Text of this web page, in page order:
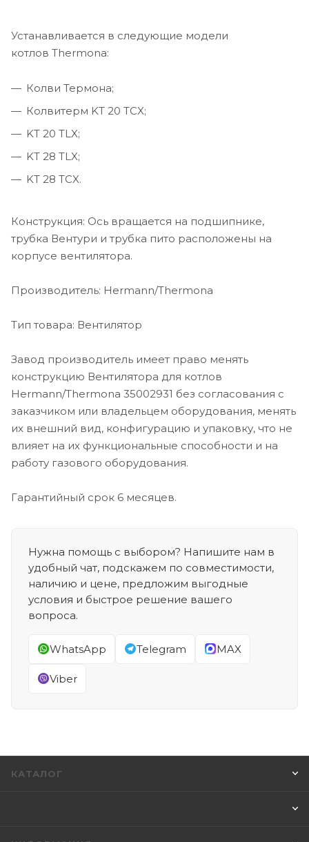
Устанавливается в следующие модели
котлов Thermona:
Колви Термона;
Колвитерм KT 20 TCX;
KT 20 TLX;
KT 28 TLX;
KT 28 TCX.
Конструкция: Ось вращается на подшипнике,
трубка Вентури и трубка пито расположены на
корпусе вентилятора.
Производитель: Hermann/Thermona
Тип товара: Вентилятор
Завод производитель имеет право менять
конструкцию Вентилятора для котлов
Hermann/Thermona 35002931 без согласования с
заказчиком или владельцем оборудования, менять
их внешний вид, конфигурацию и упаковку, что не
влияет на их функциональные способности и на
работу газового оборудования.
Гарантийный срок 6 месяцев.
Нужна помощь с выбором? Напишите нам в
удобный чат, подскажем по совместимости,
наличию и цене, предложим выгодные
условия и быстрое решение вашего
вопроса.
WhatsApp Telegram MAX
Viber
КАТАЛОГ